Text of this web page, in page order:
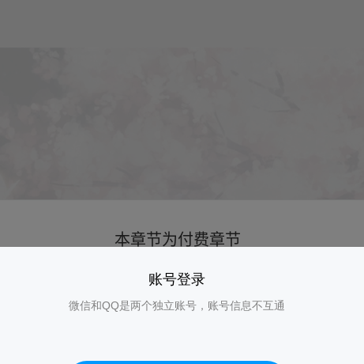
账号登录
微信和QQ是两个独立账号，账号信息不互通